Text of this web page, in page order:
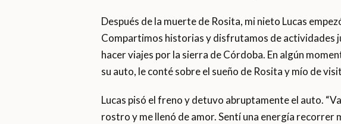
Después de la muerte de Rosita, mi nieto Lucas
Compartimos historias y disfrutamos de actividades
hacer viajes por la sierra de Córdoba. En algún
su auto, le conté sobre el sueño de Rosita y mío de
Lucas pisó el freno y detuvo abruptamente el auto.
rostro y me llenó de amor. Sentí una energía recorrer